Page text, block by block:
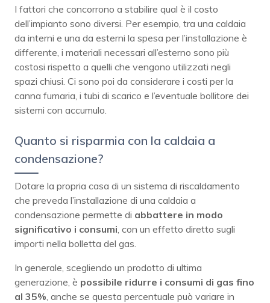
I fattori che concorrono a stabilire qual è il costo
dell’impianto sono diversi. Per esempio, tra una caldaia
da interni e una da esterni la spesa per l’installazione è
differente, i materiali necessari all’esterno sono più
costosi rispetto a quelli che vengono utilizzati negli
spazi chiusi. Ci sono poi da considerare i costi per la
canna fumaria, i tubi di scarico e l’eventuale bollitore dei
sistemi con accumulo.
Quanto si risparmia con la caldaia a
condensazione?
Dotare la propria casa di un sistema di riscaldamento
che preveda l’installazione di una caldaia a
condensazione permette di abbattere in modo
significativo i consumi , con un effetto diretto sugli
importi nella bolletta del gas.
In generale, scegliendo un prodotto di ultima
generazione, è possibile ridurre i consumi di gas fino
al 35% , anche se questa percentuale può variare in